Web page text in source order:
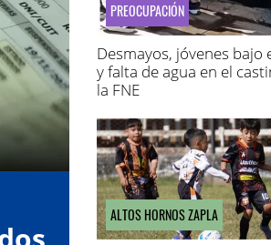
PREOCUPACIÓN
Desmayos, jóvenes bajo
y falta de agua en el
la FNE
ALTOS HORNOS ZAPLA